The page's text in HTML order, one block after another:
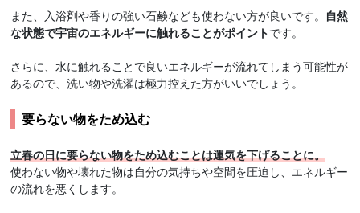
また、入浴剤や香りの強い石鹸なども使わない方が良いです。 自然
な状態で宇宙のエネルギーに触れることがポイントです。
さらに、水に触れることで良いエネルギーが流れてしまう可能性が
あるので、洗い物や洗濯は極力控えた方がいいでしょう。
要らない物をため込む
立春の日に要らない物をため込むことは運気を下げることに。
使わない物や壊れた物は自分の気持ちや空間を圧迫し、エネルギー
の流れを悪くします。